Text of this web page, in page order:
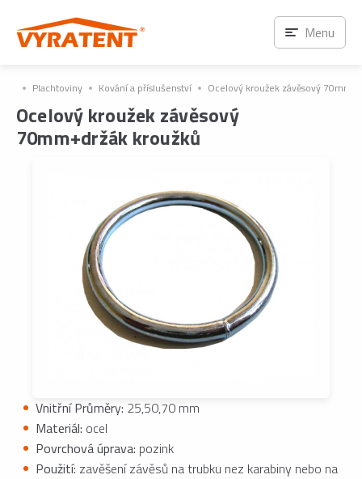
Plachtoviny Kování a příslušenství Ocelový kroužek závěsový
Ocelový kroužek závěsový
70mm+držák kroužků
Vnitřní Průměry: 25,50,70 mm
Materiál: ocel
Povrchová úprava: pozink
Použití: zavěšení závěsů na trubku nez karabiny nebo na
Menu